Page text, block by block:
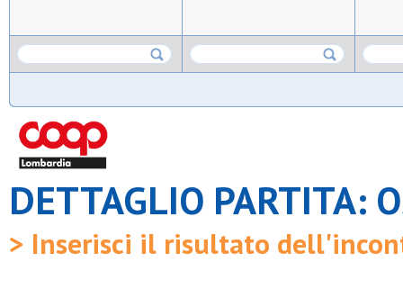
DETTAGLIO PARTITA:
> Inserisci il risultato